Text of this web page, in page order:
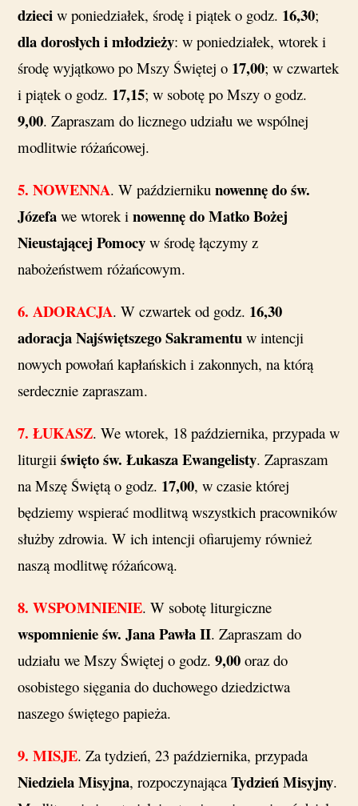
dzieci w poniedziałek, środę i piątek o godz. 16,30;
dla dorosłych i młodzieży: w poniedziałek, wtorek i
środę wyjątkowo po Mszy Świętej o 17,00; w czwartek
i piątek o godz. 17,15; w sobotę po Mszy o godz.
9,00. Zapraszam do licznego udziału we wspólnej
modlitwie różańcowej.
5. NOWENNA. W październikunowennę do św.
Józefa we wtorek inowennę do Matko Bożej
Nieustającej Pomocy w środę łączymy z
nabożeństwem różańcowym.
6. ADORACJA. W czwartek od godz. 16,30
adoracja Najświętszego Sakramentuw intencji
nowych powołań kapłańskich i zakonnych, na którą
serdecznie zapraszam.
7. ŁUKASZ. We wtorek, 18 października, przypada w
liturgiiświęto św. Łukasza Ewangelisty. Zapraszam
na Mszę Świętą o godz. 17,00, w czasie której
będziemy wspierać modlitwą wszystkich pracowników
służby zdrowia. W ich intencji ofiarujemy również
naszą modlitwę różańcową.
8. WSPOMNIENIE. W sobotę liturgiczne
wspomnienie św. Jana Pawła II. Zapraszam do
udziału we Mszy Świętej o godz.9,00 oraz do
osobistego sięgania do duchowego dziedzictwa
naszego świętego papieża.
9. MISJE. Za tydzień, 23 października, przypada
Niedziela Misyjna, rozpoczynającaTydzień Misyjny.